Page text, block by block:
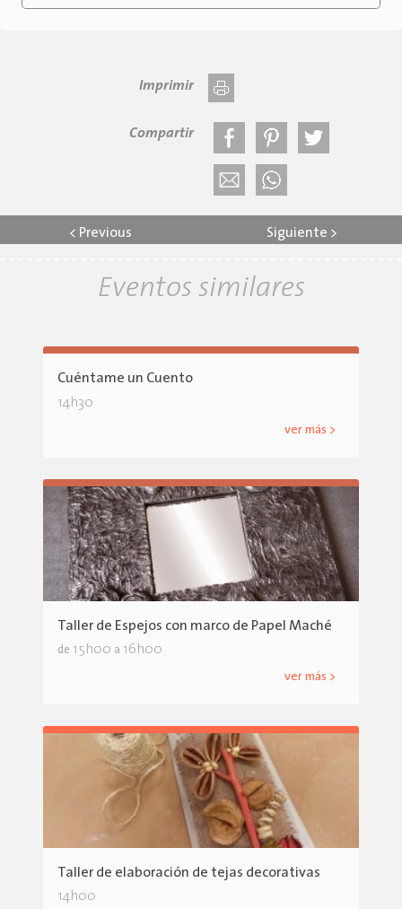
Imprimir
Compartir
< Previous Siguiente >
Eventos similares
Cuéntame un Cuento
14h30
ver más >
Taller de Espejos con marco de Papel Maché
de 15h00 a 16h00
ver más >
Taller de elaboración de tejas decorativas
14h00